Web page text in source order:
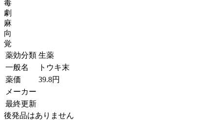
毒
劇
麻
向
覚
薬効分類 生薬
一般名
トウキ末
薬価
39.8円
メーカー
最終更新
後発品はありません